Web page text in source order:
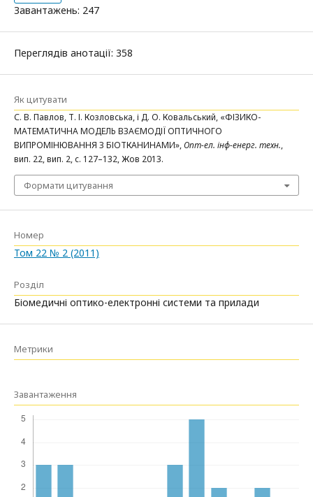
Завантажень: 247
Переглядів анотації: 358
Як цитувати
С. В. Павлов, Т. І. Козловська, і Д. О. Ковальський, «ФІЗИКО-
МАТЕМАТИЧНА МОДЕЛЬ ВЗАЄМОДІЇ ОПТИЧНОГО
ВИПРОМІНЮВАННЯ З БІОТКАНИНАМИ»,Опт-ел. інф-енерг. техн.,
вип. 22, вип. 2, с. 127–132, Жов 2013.
Формати цитування
Номер
Том 22 № 2 (2011)
Розділ
Біомедичні оптико-електронні системи та прилади
Метрики
Завантаження